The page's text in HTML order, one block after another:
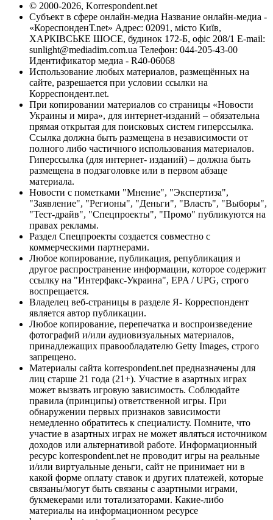
© 2000-2026, Korrespondent.net
Субъект в сфере онлайн-медиа Название онлайн-медиа -
«КореспонденТ.net» Адрес: 02091, місто Київ,
ХАРКІВСЬКЕ ШОСЕ, будинок 172-Б, офіс 208/1 E-mail:
sunlight@mediadim.com.ua Телефон: 044-205-43-00
Идентификатор медиа - R40-06068
Использование любых материалов, размещённых на
сайте, разрешается при условии ссылки на
Корреспондент.net.
При копировании материалов со страницы «Новости
Украины и мира», для интернет-изданий – обязательна
прямая открытая для поисковых систем гиперссылка.
Ссылка должна быть размещена в независимости от
полного либо частичного использования материалов.
Гиперссылка (для интернет- изданий) – должна быть
размещена в подзаголовке или в первом абзаце
материала.
Новости с пометками "Мнение", "Экспертиза",
"Заявление", "Регионы", "Деньги", "Власть", "Выборы",
"Тест-драйв", "Спецпроекты", "Промо" публикуются на
правах рекламы.
Раздел Спецпроекты создается совместно с
коммерческими партнерами.
Любое копирование, публикация, републикация и
другое распространение информации, которое содержит
ссылку на "Интерфакс-Украина", EPA / UPG, строго
воспрещается.
Владелец веб-страницы в разделе Я- Корреспондент
является автор публикации.
Любое копирование, перепечатка и воспроизведение
фотографий и/или аудиовизуальных материалов,
принадлежащих правообладателю Getty Images, строго
запрещено.
Материалы сайта korrespondent.net предназначены для
лиц старше 21 года (21+). Участие в азартных играх
может вызвать игровую зависимость. Соблюдайте
правила (принципы) ответственной игры. При
обнаружении первых признаков зависимости
немедленно обратитесь к специалисту. Помните, что
участие в азартных играх не может являться источником
доходов или альтернативой работе. Информационный
ресурс korrespondent.net не проводит игры на реальные
и/или виртуальные деньги, сайт не принимает ни в
какой форме оплату ставок и других платежей, которые
связаны/могут быть связаны с азартными играми,
букмекерами или тотализаторами. Какие-либо
материалы на информационном ресурсе